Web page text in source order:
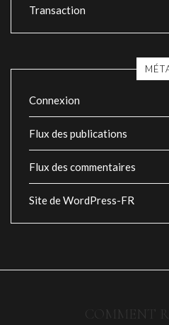
Transaction
Connexion
Flux des publications
Flux des commentaires
Site de WordPress-FR
COMMENT